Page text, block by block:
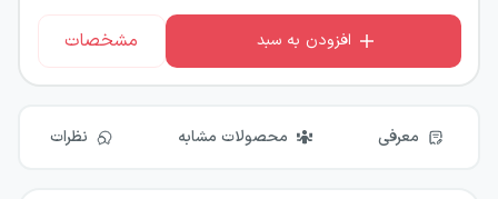
افزودن به سبد مشخصات
معرفی محصولات مشابه نظرات